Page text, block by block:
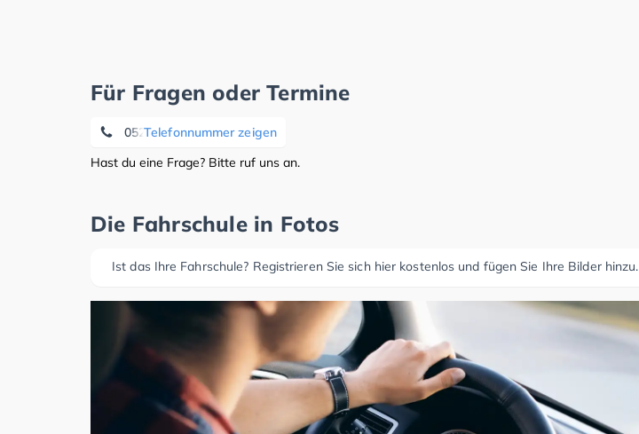
Für Fragen oder Termine
Telefonnummer zeigen
05221-66604
Hast du eine Frage? Bitte ruf uns an.
Die Fahrschule in Fotos
Ist das Ihre Fahrschule? Registrieren Sie sich hier kostenlos und fügen Sie Ihre Bilder hinzu.